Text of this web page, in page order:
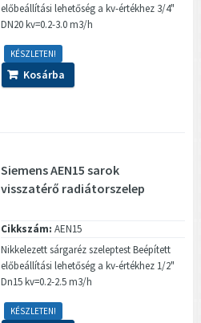
előbeállítási lehetőség a kv-értékhez 3/4"
DN20 kv=0.2-3.0 m3/h
KÉSZLETEN!
Kosárba
Siemens AEN15 sarok
visszatérő radiátorszelep
Cikkszám: AEN15
Nikkelezett sárgaréz szeleptest Beépített
előbeállítási lehetőség a kv-értékhez 1/2"
Dn15 kv=0.2-2.5 m3/h
KÉSZLETEN!